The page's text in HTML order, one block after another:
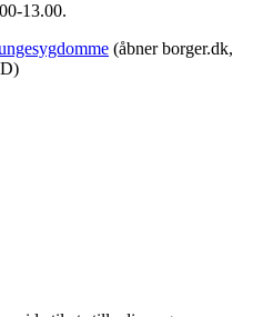
13.00.
(åbner borger.dk,